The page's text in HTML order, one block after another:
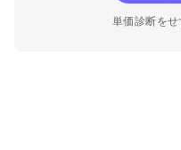
単価診断を